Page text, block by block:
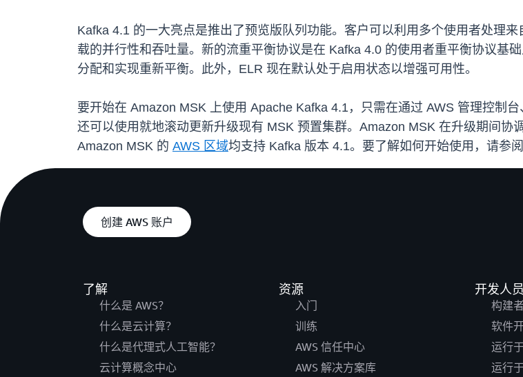
Kafka 4.1 的一大亮点是推出了预览版队列功能。客户可以利用多个使用者处理
载的并行性和吞吐量。新的流重平衡协议是在 Kafka 4.0 的使用者重平衡协议基
分配和实现重新平衡。此外，ELR 现在默认处于启用状态以增强可用性。
要开始在 Amazon MSK 上使用 Apache Kafka 4.1，只需在通过 AWS 管理控制
还可以使用就地滚动更新升级现有 MSK 预置集群。Amazon MSK 在升级期间
Amazon MSK 的 AWS 区域均支持 Kafka 版本 4.1。要了解如何开始使用，请参阅
创建 AWS 账户
了解
什么是 AWS？
什么是云计算？
什么是代理式人工智能？
云计算概念中心
资源
入门
训练
AWS 信任中心
AWS 解决方案库
开发人员
构建
软件
运行
运行